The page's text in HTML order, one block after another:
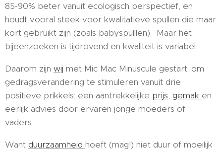
85-90% beter vanuit ecologisch perspectief, en
houdt vooral steek voor kwalitatieve spullen die maar
kort gebruikt zijn (zoals babyspulllen). Maar het
bijeenzoeken is tijdrovend en kwaliteit is variabel.
Daarom zijn wij met Mic Mac Minuscule gestart: om
gedragsverandering te stimuleren vanuit drie
positieve prikkels: een aantrekkelijke prijs, gemak en
eerlijk advies door ervaren jonge moeders of
vaders.
Want duurzaamheid hoeft (mag!) niet duur of moeilijk